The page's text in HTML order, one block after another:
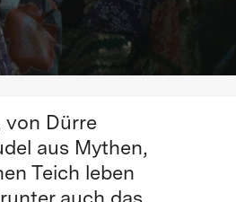
von Dürre
aus Mythen,
Teich leben